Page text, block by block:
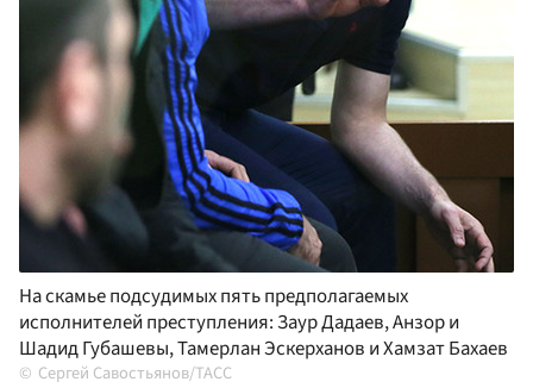
На скамье подсудимых пять предполагаемых
исполнителей преступления: Заур Дадаев, Анзор и
Шадид Губашевы, Тамерлан Эскерханов и Хамзат Бахаев
Сергей Савостьянов/ТАСС